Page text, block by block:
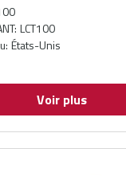
: LCT100
: États-Unis
Voir plus